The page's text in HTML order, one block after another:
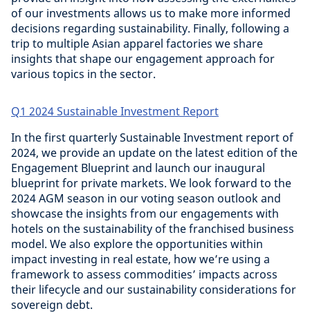
of our investments allows us to make more informed
decisions regarding sustainability. Finally, following a
trip to multiple Asian apparel factories we share
insights that shape our engagement approach for
various topics in the sector.
Q1 2024 Sustainable Investment Report
In the first quarterly Sustainable Investment report of
2024, we provide an update on the latest edition of the
Engagement Blueprint and launch our inaugural
blueprint for private markets. We look forward to the
2024 AGM season in our voting season outlook and
showcase the insights from our engagements with
hotels on the sustainability of the franchised business
model. We also explore the opportunities within
impact investing in real estate, how we’re using a
framework to assess commodities’ impacts across
their lifecycle and our sustainability considerations for
sovereign debt.